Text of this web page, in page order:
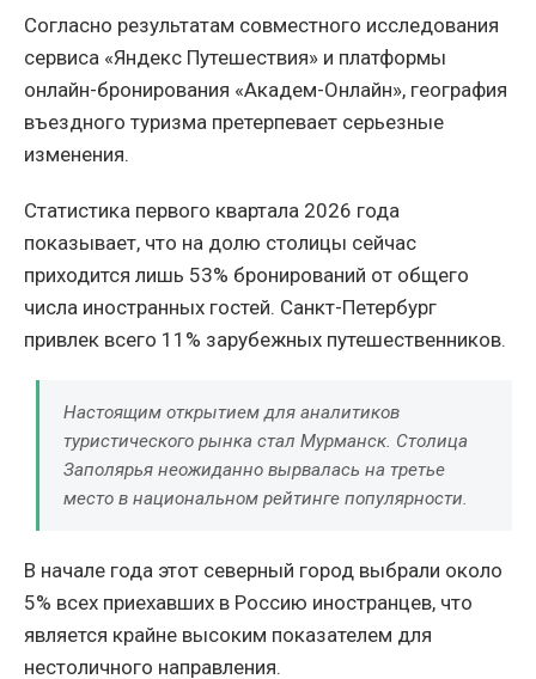
Согласно результатам совместного исследования
сервиса «Яндекс Путешествия» и платформы
онлайн-бронирования «Академ-Онлайн», география
въездного туризма претерпевает серьезные
изменения.
Статистика первого квартала 2026 года
показывает, что на долю столицы сейчас
приходится лишь 53% бронирований от общего
числа иностранных гостей. Санкт-Петербург
привлек всего 11% зарубежных путешественников.
Настоящим открытием для аналитиков
туристического рынка стал Мурманск. Столица
Заполярья неожиданно вырвалась на третье
место в национальном рейтинге популярности.
В начале года этот северный город выбрали около
5% всех приехавших в Россию иностранцев, что
является крайне высоким показателем для
нестоличного направления.